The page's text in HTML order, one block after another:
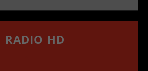
RADIO HD